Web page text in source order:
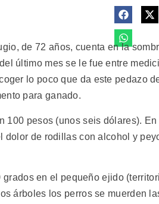
de 72 años, cuenta en la
último mes se le fue entre
lo poco que da este pedazo
para ganado.
100 pesos (unos seis dólares). En
de rodillas con alcohol y
en el pequeño ejido
árboles los perros se muerden